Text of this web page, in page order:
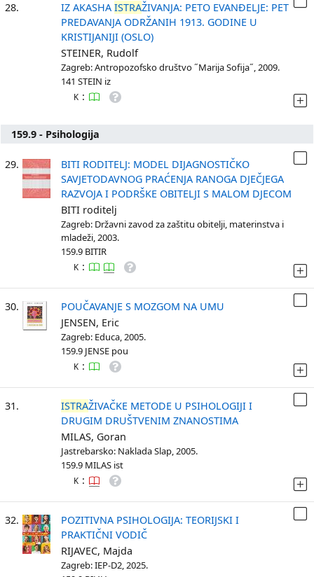
28. IZ AKASHA ISTRAŽIVANJA: PETO EVANĐELJE: PET
PREDAVANJA ODRŽANIH 1913. GODINE U
KRISTIJANIJI (OSLO)
STEINER, Rudolf
Zagreb: Antropozofsko društvo ˝Marija Sofija˝, 2009.
141 STEIN iz
K :
159.9 - Psihologija
29.
BITI RODITELJ: MODEL DIJAGNOSTIČKO
SAVJETODAVNOG PRAĆENJA RANOGA DJEČJEGA
RAZVOJA I PODRŠKE OBITELJI S MALOM DJECOM
BITI roditelj
Zagreb: Državni zavod za zaštitu obitelji, materinstva i
mladeži, 2003.
159.9 BITIR
K :
30.
POUČAVANJE S MOZGOM NA UMU
JENSEN, Eric
Zagreb: Educa, 2005.
159.9 JENSE pou
K :
31. ISTRAŽIVAČKE METODE U PSIHOLOGIJI I
DRUGIM DRUŠTVENIM ZNANOSTIMA
MILAS, Goran
Jastrebarsko: Naklada Slap, 2005.
159.9 MILAS ist
K :
32.
POZITIVNA PSIHOLOGIJA: TEORIJSKI I
PRAKTIČNI VODIČ
RIJAVEC, Majda
Zagreb: IEP-D2, 2025.